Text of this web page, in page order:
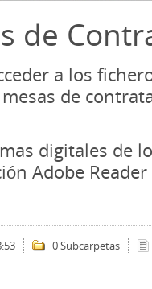
de
a los
de
digitales de
Adobe Reader
0 Subcarpetas